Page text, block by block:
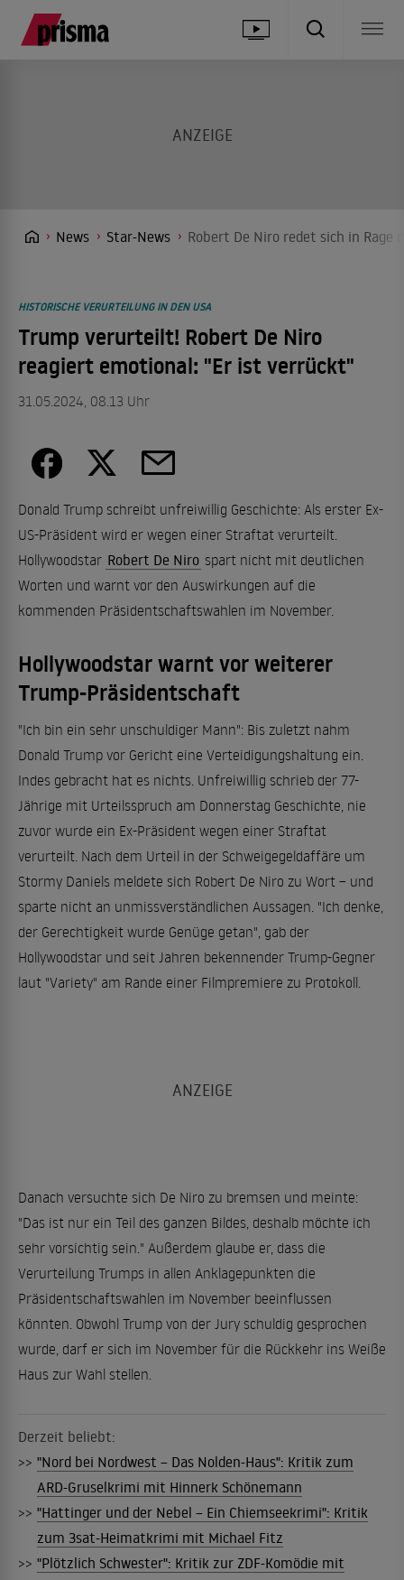
News Star-News Robert De Niro redet sich in
HISTORISCHE VERURTEILUNG IN DEN USA
Trump verurteilt! Robert De Niro
reagiert emotional: "Er ist verrückt"
31.05.2024, 08.13 Uhr
Donald Trump schreibt unfreiwillig Geschichte: Als erster Ex-
US-Präsident wird er wegen einer Straftat verurteilt.
Hollywoodstar Robert De Niro spart nicht mit deutlichen
Worten und warnt vor den Auswirkungen auf die
kommenden Präsidentschaftswahlen im November.
Hollywoodstar warnt vor weiterer
Trump-Präsidentschaft
"Ich bin ein sehr unschuldiger Mann": Bis zuletzt nahm
Donald Trump vor Gericht eine Verteidigungshaltung ein.
Indes gebracht hat es nichts. Unfreiwillig schrieb der 77-
Jährige mit Urteilsspruch am Donnerstag Geschichte, nie
zuvor wurde ein Ex-Präsident wegen einer Straftat
verurteilt. Nach dem Urteil in der Schweigegeldaffäre um
Stormy Daniels meldete sich Robert De Niro zu Wort – und
sparte nicht an unmissverständlichen Aussagen. "Ich denke,
der Gerechtigkeit wurde Genüge getan", gab der
Hollywoodstar und seit Jahren bekennender Trump-Gegner
laut "Variety" am Rande einer Filmpremiere zu Protokoll.
Danach versuchte sich De Niro zu bremsen und meinte:
"Das ist nur ein Teil des ganzen Bildes, deshalb möchte ich
sehr vorsichtig sein." Außerdem glaube er, dass die
Verurteilung Trumps in allen Anklagepunkten die
Präsidentschaftswahlen im November beeinflussen
könnten. Obwohl Trump von der Jury schuldig gesprochen
wurde, darf er sich im November für die Rückkehr ins Weiße
Haus zur Wahl stellen.
Derzeit beliebt:
>> "Nord bei Nordwest – Das Nolden-Haus": Kritik zum
ARD-Gruselkrimi mit Hinnerk Schönemann
>> "Hattinger und der Nebel – Ein Chiemseekrimi": Kritik
zum 3sat-Heimatkrimi mit Michael Fitz
>> "Plötzlich Schwester": Kritik zur ZDF-Komödie mit